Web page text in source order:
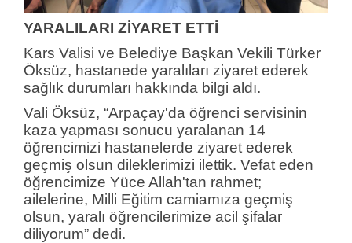
YARALILARI ZİYARET ETTİ
Kars Valisi ve Belediye Başkan Vekili Türker
Öksüz, hastanede yaralıları ziyaret ederek
sağlık durumları hakkında bilgi aldı.
Vali Öksüz, “Arpaçay'da öğrenci servisinin
kaza yapması sonucu yaralanan 14
öğrencimizi hastanelerde ziyaret ederek
geçmiş olsun dileklerimizi ilettik. Vefat eden
öğrencimize Yüce Allah'tan rahmet;
ailelerine, Milli Eğitim camiamıza geçmiş
olsun, yaralı öğrencilerimize acil şifalar
diliyorum” dedi.